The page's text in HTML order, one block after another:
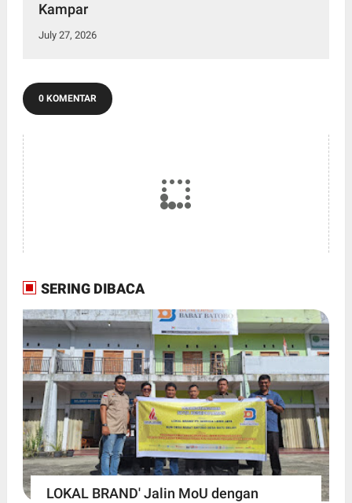
Kampar
July 27, 2026
0 KOMENTAR
SERING DIBACA
LOKAL BRAND' Jalin MoU dengan